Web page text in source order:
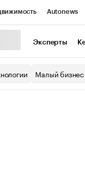
Autonews
Эксперты
Малый бизнес